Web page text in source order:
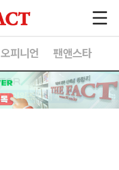
오피니언 팬앤스타